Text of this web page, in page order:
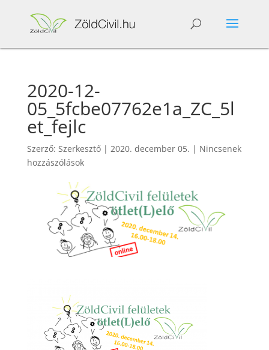
2020-12-
05_5fcbe07762e1a_ZC_5l
et_fejlc
Szerző: Szerkesztő| 2020. december 05. | Nincsenek
hozzászólások